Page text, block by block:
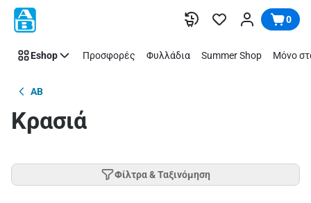
Παράλειψη 0
Eshop Προσφορές Φυλλάδια Summer Shop Μόνο
AB
Κρασιά
Φίλτρα & Ταξινόμηση